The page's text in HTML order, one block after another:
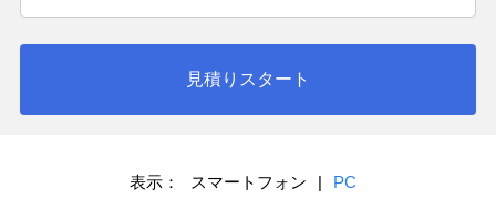
見積りスタート
表示： スマートフォン | PC